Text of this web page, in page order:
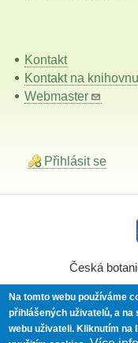
Kontakt
Kontakt na knihovnu
Webmaster
Přihlásit se
Česká
Na tomto webu používáme
přihlášených uživatelů, a
webu uživateli. Kliknutím na